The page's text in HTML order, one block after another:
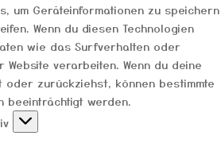
um Geräteinformationen zu speichern
Wenn du diesen Technologien
wie das Surfverhalten oder
verarbeiten. Wenn du deine
oder zurückziehst, können bestimmte
beeinträchtigt werden.